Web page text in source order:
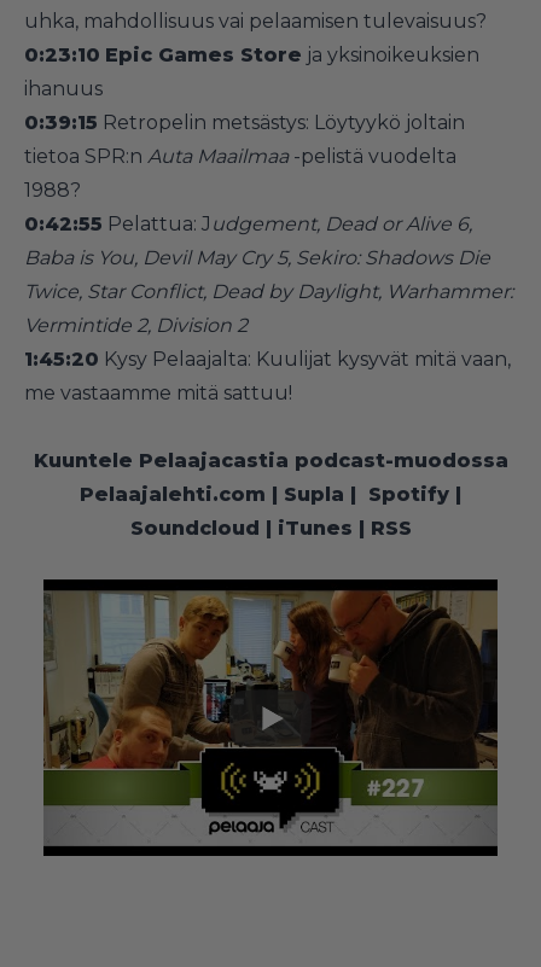
uhka, mahdollisuus vai pelaamisen tulevaisuus?
0:23:10 Epic Games Store ja yksinoikeuksien
ihanuus
0:39:15 Retropelin metsästys: Löytyykö joltain
tietoa SPR:n Auta Maailmaa-pelistä vuodelta
1988?
0:42:55 Pelattua: J udgement, Dead or Alive 6,
Baba is You, Devil May Cry 5, Sekiro: Shadows Die
Twice, Star Conflict, Dead by Daylight, Warhammer:
Vermintide 2, Division 2
1:45:20 Kysy Pelaajalta: Kuulijat kysyvät mitä vaan,
me vastaamme mitä sattuu!
Kuuntele Pelaajacastia podcast-muodossa
Pelaajalehti.com | Supla | Spotify |
Soundcloud | iTunes | RSS